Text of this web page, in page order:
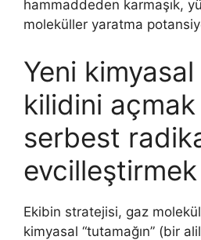
hammaddeden karmaşık,
moleküller yaratma
Yeni kimyasal
kilidini
serbest
evcilleştirmek
Ekibin stratejisi, gaz
kimyasal “tutamağın” (bir